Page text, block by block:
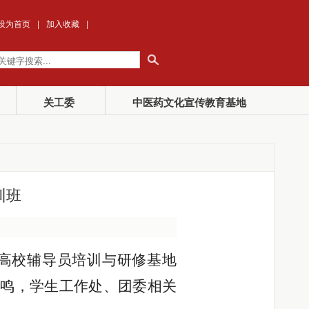
为首页 | 加入收藏 |
关工委 中医药文化宣传教育基地
班
校辅导员培训与研修基地
，学生工作处、团委相关